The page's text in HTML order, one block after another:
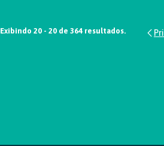
Exibindo 20 - 20 de 364 resultados.